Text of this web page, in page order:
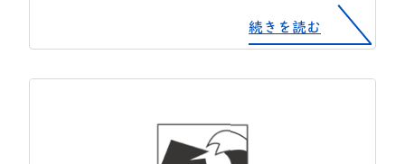
続きを読む